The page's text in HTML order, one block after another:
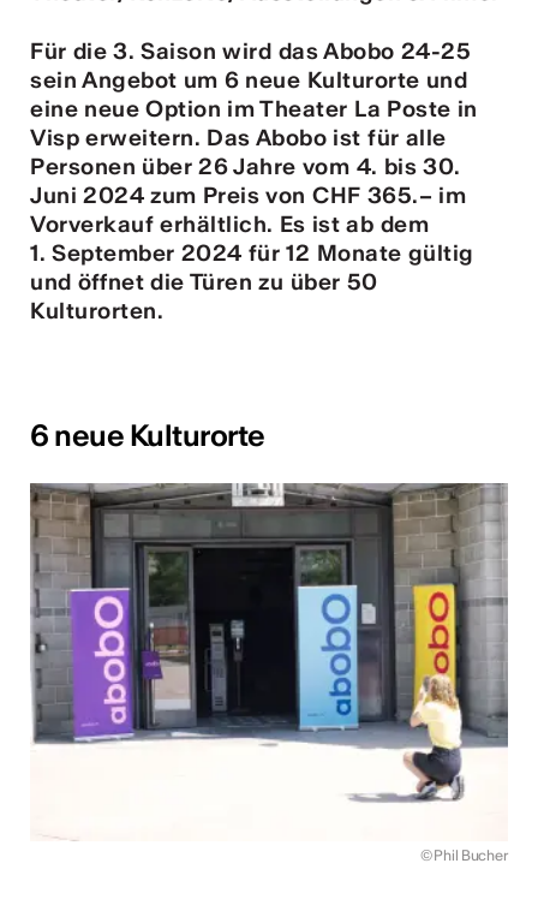
...
Für die 3. Saison wird das Abobo 24-25
sein Angebot um 6 neue Kulturorte und
eine neue Option im Theater La Poste in
Visp erweitern. Das Abobo ist für alle
Personen über 26 Jahre vom 4. bis 30.
Juni 2024 zum Preis von CHF 365.– im
Vorverkauf erhältlich. Es ist ab dem
1. September 2024 für 12 Monate gültig
und öffnet die Türen zu über 50
Kulturorten.
6 neue Kulturorte
© Phil Bucher